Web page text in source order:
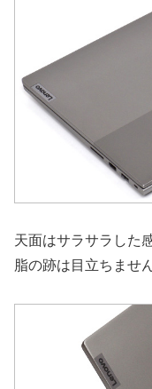
天面はサラサラした
脂の跡は目立ちません